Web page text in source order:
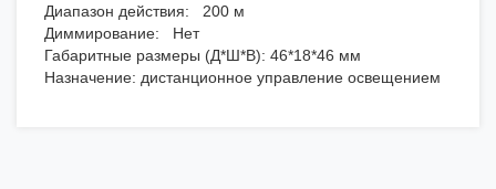
Диапазон действия: 200 м
Диммирование: Нет
Габаритные размеры (Д*Ш*В): 46*18*46 мм
Назначение: дистанционное управление освещением